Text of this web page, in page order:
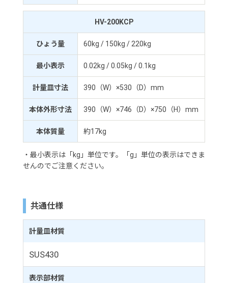
HV-200KCP
ひょう量 60kg / 150kg / 220kg
最小表示 0.02kg / 0.05kg / 0.1kg
計量皿寸法 390（W）×530（D）mm
本体外形寸法 390（W）×746（D）×750（H）mm
本体質量 約17kg
・最小表示は「kg」単位です。「g」単位の表示はできま
せんのでご注意ください。
共通仕様
計量皿材質
SUS430
表示部材質